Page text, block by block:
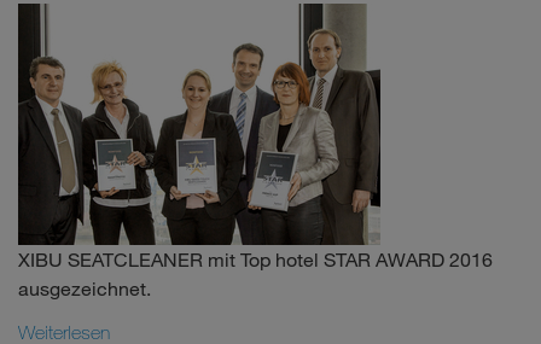
XIBU SEATCLEANER mit Top hotel STAR AWARD 2016
ausgezeichnet.
Weiterlesen